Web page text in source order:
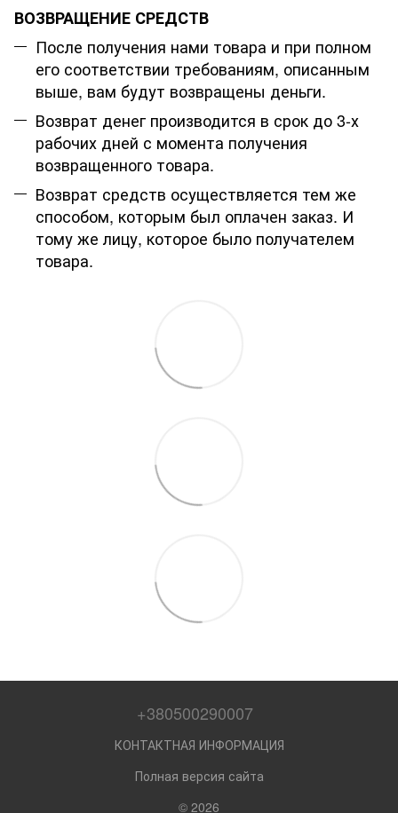
ВОЗВРАЩЕНИЕ СРЕДСТВ
После получения нами товара и при полном
его соответствии требованиям, описанным
выше, вам будут возвращены деньги.
Возврат денег производится в срок до 3-х
рабочих дней с момента получения
возвращенного товара.
Возврат средств осуществляется тем же
способом, которым был оплачен заказ. И
тому же лицу, которое было получателем
товара.
+380500290007
КОНТАКТНАЯ ИНФОРМАЦИЯ
Полная версия сайта
© 2026